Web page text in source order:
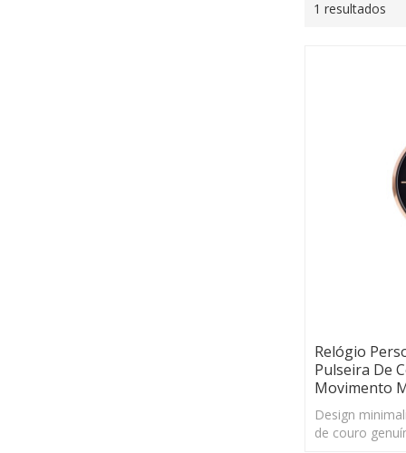
1 resultados
Relógio
Pulseira De
Movimento
Design
de couro